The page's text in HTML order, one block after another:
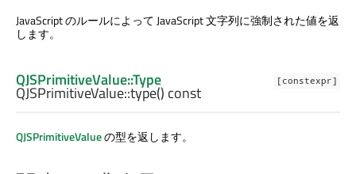
JavaScript のルールによって JavaScript 文字列に強制された値を返
します。
[constexpr]
QJSPrimitiveValue::Type
QJSPrimitiveValue::type() const
QJSPrimitiveValueの型を返します。